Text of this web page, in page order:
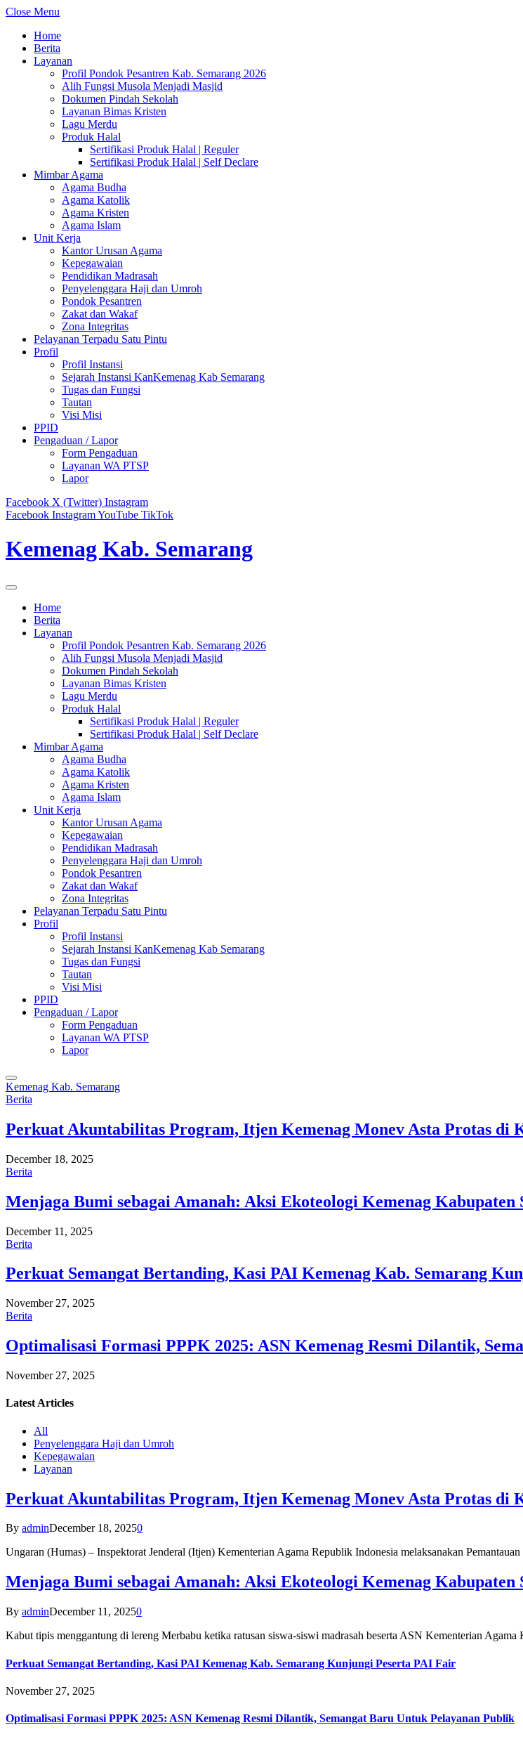
Close Menu
Home
Berita
Layanan
Profil Pondok Pesantren Kab. Semarang 2026
Alih Fungsi Musola Menjadi Masjid
Dokumen Pindah Sekolah
Layanan Bimas Kristen
Lagu Merdu
Produk Halal
Sertifikasi Produk Halal | Reguler
Sertifikasi Produk Halal | Self Declare
Mimbar Agama
Agama Budha
Agama Katolik
Agama Kristen
Agama Islam
Unit Kerja
Kantor Urusan Agama
Kepegawaian
Pendidikan Madrasah
Penyelenggara Haji dan Umroh
Pondok Pesantren
Zakat dan Wakaf
Zona Integritas
Pelayanan Terpadu Satu Pintu
Profil
Profil Instansi
Sejarah Instansi KanKemenag Kab Semarang
Tugas dan Fungsi
Tautan
Visi Misi
PPID
Pengaduan / Lapor
Form Pengaduan
Layanan WA PTSP
Lapor
Facebook X (Twitter) Instagram
Facebook InstagramYouTube TikTok
Kemenag Kab. Semarang
Home
Berita
Layanan
Profil Pondok Pesantren Kab. Semarang 2026
Alih Fungsi Musola Menjadi Masjid
Dokumen Pindah Sekolah
Layanan Bimas Kristen
Lagu Merdu
Produk Halal
Sertifikasi Produk Halal | Reguler
Sertifikasi Produk Halal | Self Declare
Mimbar Agama
Agama Budha
Agama Katolik
Agama Kristen
Agama Islam
Unit Kerja
Kantor Urusan Agama
Kepegawaian
Pendidikan Madrasah
Penyelenggara Haji dan Umroh
Pondok Pesantren
Zakat dan Wakaf
Zona Integritas
Pelayanan Terpadu Satu Pintu
Profil
Profil Instansi
Sejarah Instansi KanKemenag Kab Semarang
Tugas dan Fungsi
Tautan
Visi Misi
PPID
Pengaduan / Lapor
Form Pengaduan
Layanan WA PTSP
Lapor
Kemenag Kab. Semarang
Berita
Perkuat Akuntabilitas Program, Itjen Kemenag Monev Asta Protas di
December 18, 2025
Berita
Menjaga Bumi sebagai Amanah: Aksi Ekoteologi Kemenag
December 11, 2025
Berita
Perkuat Semangat Bertanding, Kasi PAI Kemenag Kab. Semarang
November 27, 2025
Berita
Optimalisasi Formasi PPPK 2025: ASN Kemenag Resmi Dilantik,
November 27, 2025
Latest Articles
All
Penyelenggara Haji dan Umroh
Kepegawaian
Layanan
Perkuat Akuntabilitas Program, Itjen Kemenag Monev Asta Protas di
By adminDecember 18, 20250
Ungaran (Humas) – Inspektorat Jenderal (Itjen) Kementerian Agama Republik Indonesia melaksanakan
Menjaga Bumi sebagai Amanah: Aksi Ekoteologi Kemenag
By adminDecember 11, 20250
Kabut tipis menggantung di lereng Merbabu ketika ratusan siswa-siswi madrasah beserta ASN Kementerian
Perkuat Semangat Bertanding, Kasi PAI Kemenag Kab. Semarang Kunjungi Peserta PAI Fair
November 27, 2025
Optimalisasi Formasi PPPK 2025: ASN Kemenag Resmi Dilantik, Semangat Baru Untuk Pelayanan Publik